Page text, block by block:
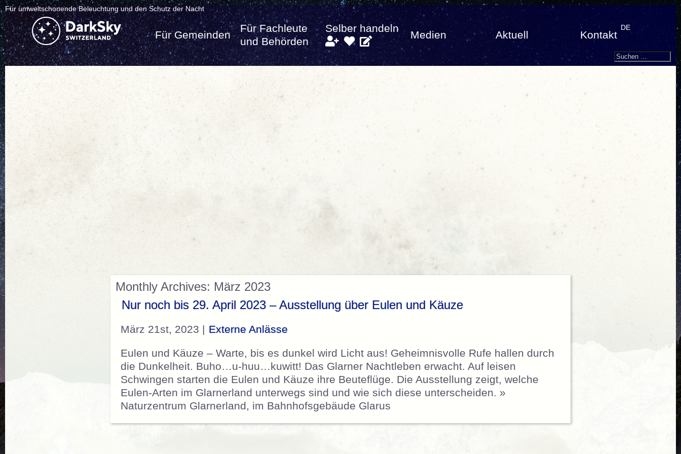
Für umweltschonende Beleuchtung und den Schutz der Nacht
Für Gemeinden
Für Fachleute
und Behörden
Selber handeln
Medien Aktuell Kontakt
DE
Search
Suchen
Monthly Archives: März 2023
Nur noch bis 29. April 2023 – Ausstellung über Eulen und Käuze
März 21st, 2023 | Externe Anlässe
Eulen und Käuze – Warte, bis es dunkel wird Licht aus! Geheimnisvolle Rufe hallen durch
die Dunkelheit. Buho…u-huu…kuwitt! Das Glarner Nachtleben erwacht. Auf leisen
Schwingen starten die Eulen und Käuze ihre Beuteflüge. Die Ausstellung zeigt, welche
Eulen-Arten im Glarnerland unterwegs sind und wie sich diese unterscheiden. »
Naturzentrum Glarnerland, im Bahnhofsgebäude Glarus